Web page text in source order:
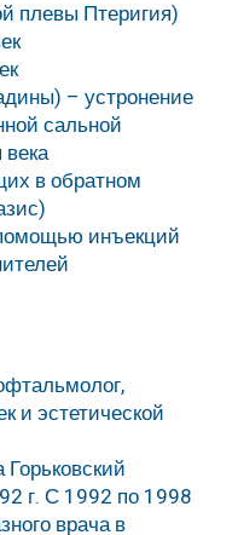
плевы Птеригия)
– устронение
сальной
в обратном
инъекций
и эстетической
г. С 1992 по 1998
врача в